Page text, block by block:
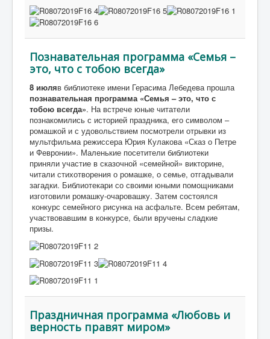
Познавательная программа «Семья –
это, что с тобою всегда»
8 июляв библиотеке имени Герасима Лебедева прошла
познавательная программа «Семья – это, что с
тобою всегда». На встрече юные читатели
познакомились с историей праздника, его символом –
ромашкой и с удовольствием посмотрели отрывки из
мультфильма режиссера Юрия Кулакова «Сказ о Петре
и Февронии». Маленькие посетители библиотеки
приняли участие в сказочной «семейной» викторине,
читали стихотворения о ромашке, о семье, отгадывали
загадки. Библиотекари со своими юными помощниками
изготовили ромашку-очаровашку. Затем состоялся
конкурс семейного рисунка на асфальте. Всем ребятам,
участвовавшим в конкурсе, были вручены сладкие
призы.
Праздничная программа «Любовь и
верность правят миром»